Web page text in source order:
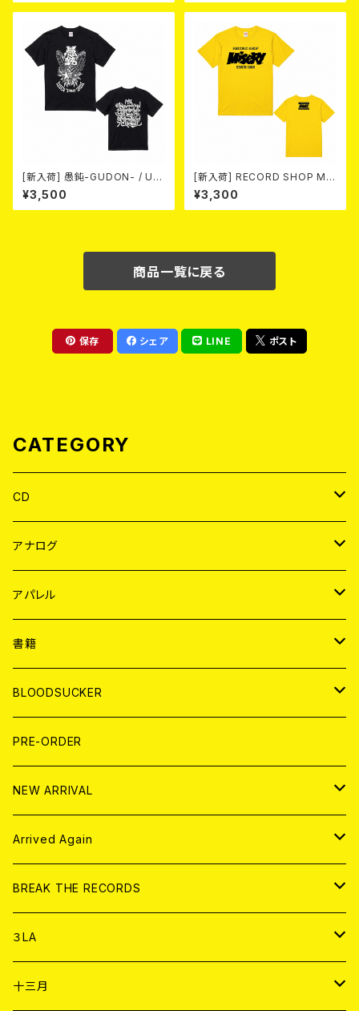
[新入荷] 愚鈍-GUDON- / US
TOUR 2026 T-shirt
¥3,500
[新入荷] RECORD SHOP MIS
ERY / 33th anniversary T-s
hirts (yellow ②)
¥3,300
商品一覧に戻る
保存 シェア LINE ポスト
CATEGORY
CD
JAPAN
WORLD
アナログ
JAPAN
７EP
LP
WORLD
7EP
LP
アパレル
JAPAN
T-shirt
HOOD
WORLD
T-shirt
HOOD
書籍
MAGAZINE
BOLLOCKS
EL ZINE
写真集 (PHOTOBOOK)
BLOODSUCKER
CD
アナログ
アパレル
書籍
DIGITAL CONTENTS
PRE-ORDER
NEW ARRIVAL
CD
アナログ
Arrived Again
CD
アナログ
BREAK THE RECORDS
CD
ANALOG
３LA
CD
十三月